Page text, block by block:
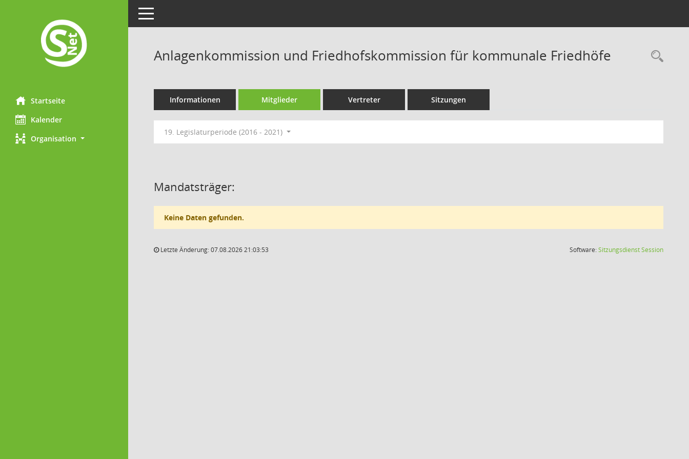
Startseite
Kalender
Organisation
Toggle navigation
Anlagenkommission und Friedhofskommission für kommunale Friedhöfe
Informationen Mitglieder Vertreter Sitzungen
19. Legislaturperiode (2016 - 2021)
Mandatsträger:
Keine Daten gefunden.
Letzte Änderung: 07.08.2026 21:03:53 Software:SitzungsdienstSession(Wird in